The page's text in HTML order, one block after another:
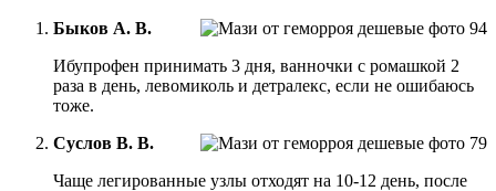
Быков А. В.
Ибупрофен принимать 3 дня, ванночки с ромашкой 2
раза в день, левомиколь и детралекс, если не ошибаюсь
тоже.
Суслов В. В.
Чаще легированные узлы отходят на 10-12 день, после